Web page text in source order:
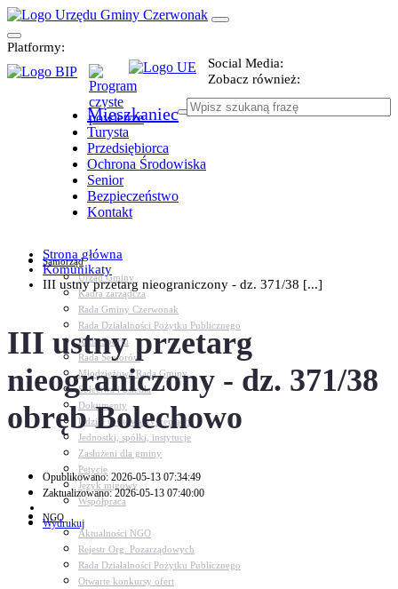
Platformy:
Social Media:
Zobacz również:
Mieszkaniec
Turysta
Przedsiębiorca
Ochrona Środowiska
Senior
Bezpieczeństwo
Kontakt
Samorząd
Urząd Gminy
Kadra zarządcza
Rada Gminy Czerwonak
Rada Działalności Pożytku Publicznego
Rada Sportu
Rada Seniorów
Młodzieżowa Rada Gminy
Sołectwa i osiedla
Dokumenty
Udział w Stowarzyszeniach
Jednostki, spółki, instytucje
Zasłużeni dla gminy
Petycje
Język migowy
Współpraca
NGO
Aktualności NGO
Rejestr Org. Pozarządowych
Rada Działalności Pożytku Publicznego
Otwarte konkursy ofert
Strona główna
Komunikaty
III ustny przetarg nieograniczony - dz. 371/38 [...]
III ustny przetarg
nieograniczony - dz. 371/38
obręb Bolechowo
Opublikowano: 2026-05-13 07:34:49
Zaktualizowano: 2026-05-13 07:40:00
Wydrukuj